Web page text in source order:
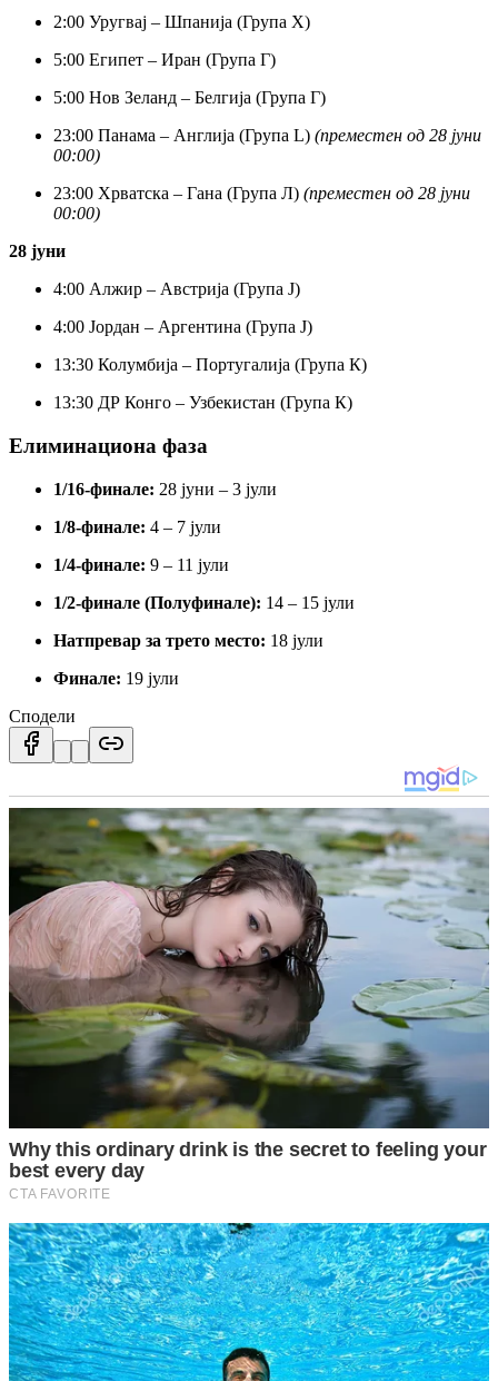
2:00 Уругвај – Шпанија (Група Х)
5:00 Египет – Иран (Група Г)
5:00 Нов Зеланд – Белгија (Група Г)
23:00 Панама – Англија (Група L) (преместен од 28 јуни
00:00)
23:00 Хрватска – Гана (Група Л) (преместен од 28 јуни
00:00)
28 јуни
4:00 Алжир – Австрија (Група Ј)
4:00 Јордан – Аргентина (Група J)
13:30 Колумбија – Португалија (Група К)
13:30 ДР Конго – Узбекистан (Група К)
Елиминациона фаза
1/16-финале: 28 јуни – 3 јули
1/8-финале: 4 – 7 јули
1/4-финале: 9 – 11 јули
1/2-финале (Полуфинале): 14 – 15 јули
Натпревар за трето место: 18 јули
Финале: 19 јули
Сподели